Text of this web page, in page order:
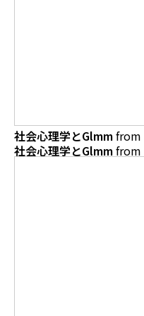
社会心理学とGlmmfrom
社会心理学とGlmmfrom